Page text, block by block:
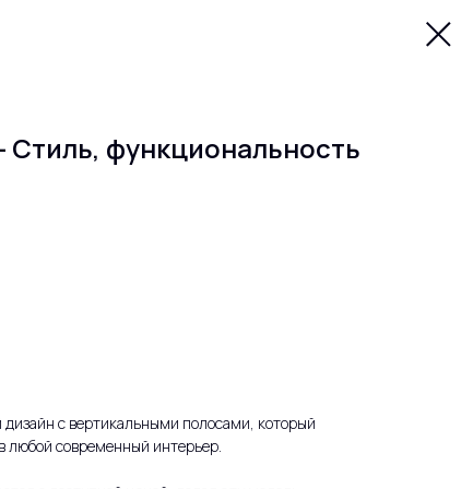
Стиль, функциональность
дизайн с вертикальными полосами, который
любой современный интерьер.